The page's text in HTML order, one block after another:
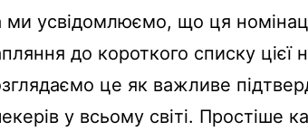
ми усвідомлюємо, що ця
до короткого списку цієї
це як важливе
у всьому світі. Простіше